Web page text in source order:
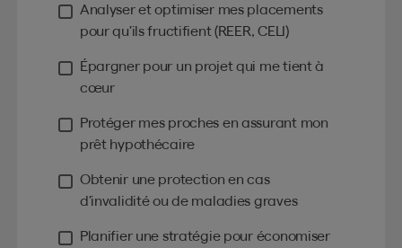
Analyser et optimiser mes placements
pour qu’ils fructifient (REER, CELI)
Épargner pour un projet qui me tient à
cœur
Protéger mes proches en assurant mon
prêt hypothécaire
Obtenir une protection en cas
d’invalidité ou de maladies graves
Planifier une stratégie pour économiser